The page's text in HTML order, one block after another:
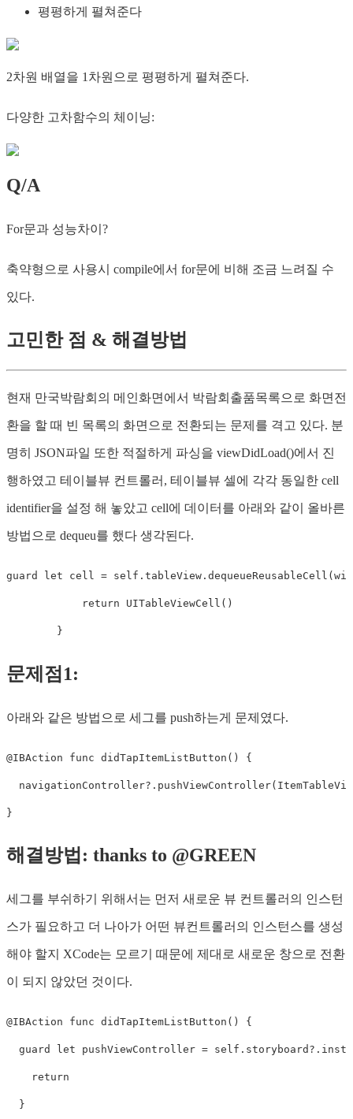
평평하게 펼쳐준다
2차원 배열을 1차원으로 평평하게 펼쳐준다.
다양한 고차함수의 체이닝:
Q/A
For문과 성능차이?
축약형으로 사용시 compile에서 for문에 비해 조금 느려질 수
있다.
고민한 점 & 해결방법
현재 만국박람회의 메인화면에서 박람회출품목록으로 화면전
환을 할 때 빈 목록의 화면으로 전환되는 문제를 격고 있다. 분
명히 JSON파일 또한 적절하게 파싱을 viewDidLoad()에서 진
행하였고 테이블뷰 컨트롤러, 테이블뷰 셀에 각각 동일한 cell
identifier을 설정 해 놓았고 cell에 데이터를 아래와 같이 올바른
방법으로 dequeu를 했다 생각된다.
guard let cell = self . tableView . dequeueReusableCell (
return UITableViewCell ( )
}
문제점1:
아래와 같은 방법으로 세그를 push하는게 문제였다.
@IBAction func didTapItemListButton ( ) {
  navigationController
? . pushViewController(
}
해결방법: thanks to @GREEN
세그를 부쉬하기 위해서는 먼저 새로운 뷰 컨트롤러의 인스턴
스가 필요하고 더 나아가 어떤 뷰컨트롤러의 인스턴스를 생성
해야 할지 XCode는 모르기 때문에 제대로 새로운 창으로 전환
이 되지 않았던 것이다.
@IBAction func didTapItemListButton ( ) {
guard let pushViewController = self . storyboard ? .
return
}